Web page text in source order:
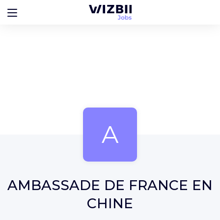
A
AMBASSADE DE FRANCE EN
CHINE